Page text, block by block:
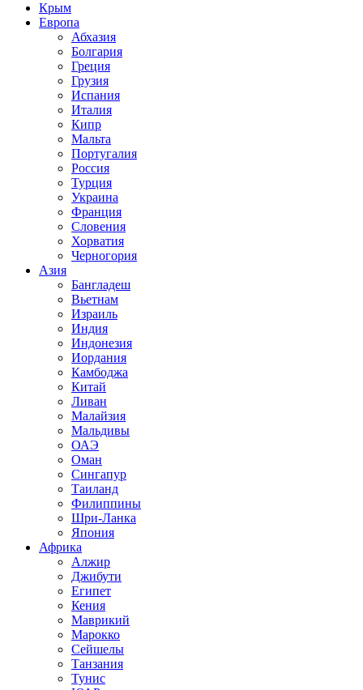
Крым
Европа
Абхазия
Болгария
Греция
Грузия
Испания
Италия
Кипр
Мальта
Португалия
Россия
Турция
Украина
Франция
Словения
Хорватия
Черногория
Азия
Бангладеш
Вьетнам
Израиль
Индия
Индонезия
Иордания
Камбоджа
Китай
Ливан
Малайзия
Мальдивы
ОАЭ
Оман
Сингапур
Таиланд
Филиппины
Шри-Ланка
Япония
Африка
Алжир
Джибути
Египет
Кения
Маврикий
Марокко
Сейшелы
Танзания
Тунис